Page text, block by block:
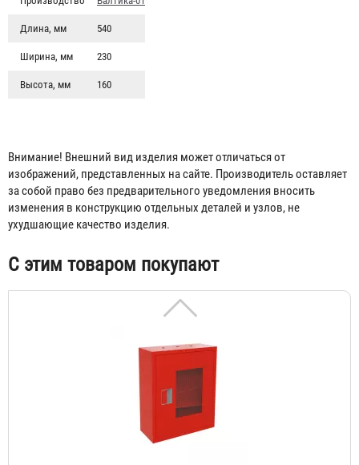
Длина, мм 540
Ширина, мм 230
Высота, мм 160
Внимание! Внешний вид изделия может отличаться от
изображений, представленных на сайте. Производитель оставляет
за собой право без предварительного уведомления вносить
изменения в конструкцию отдельных деталей и узлов, не
ухудшающие качество изделия.
С этим товаром покупают
Шкаф ШПК-310 НЗБ
1 541 ₽
Шкаф ШПК-310 НОК
1 698 ₽